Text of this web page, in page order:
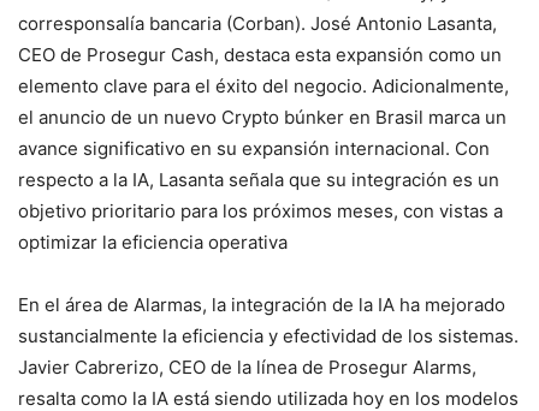
corresponsalía bancaria (Corban). José Antonio Lasanta,
CEO de Prosegur Cash, destaca esta expansión como un
elemento clave para el éxito del negocio. Adicionalmente,
el anuncio de un nuevo Crypto búnker en Brasil marca un
avance significativo en su expansión internacional. Con
respecto a la IA, Lasanta señala que su integración es un
objetivo prioritario para los próximos meses, con vistas a
optimizar la eficiencia operativa
En el área de Alarmas, la integración de la IA ha mejorado
sustancialmente la eficiencia y efectividad de los sistemas.
Javier Cabrerizo, CEO de la línea de Prosegur Alarms,
resalta como la IA está siendo utilizada hoy en los modelos